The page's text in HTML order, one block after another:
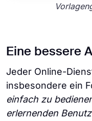
Eine bessere
Jeder Online-
insbesondere ein
einfach zu
erlernenden